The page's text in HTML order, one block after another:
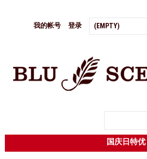
(EMPTY)
我的帐号 登录
国庆日特优